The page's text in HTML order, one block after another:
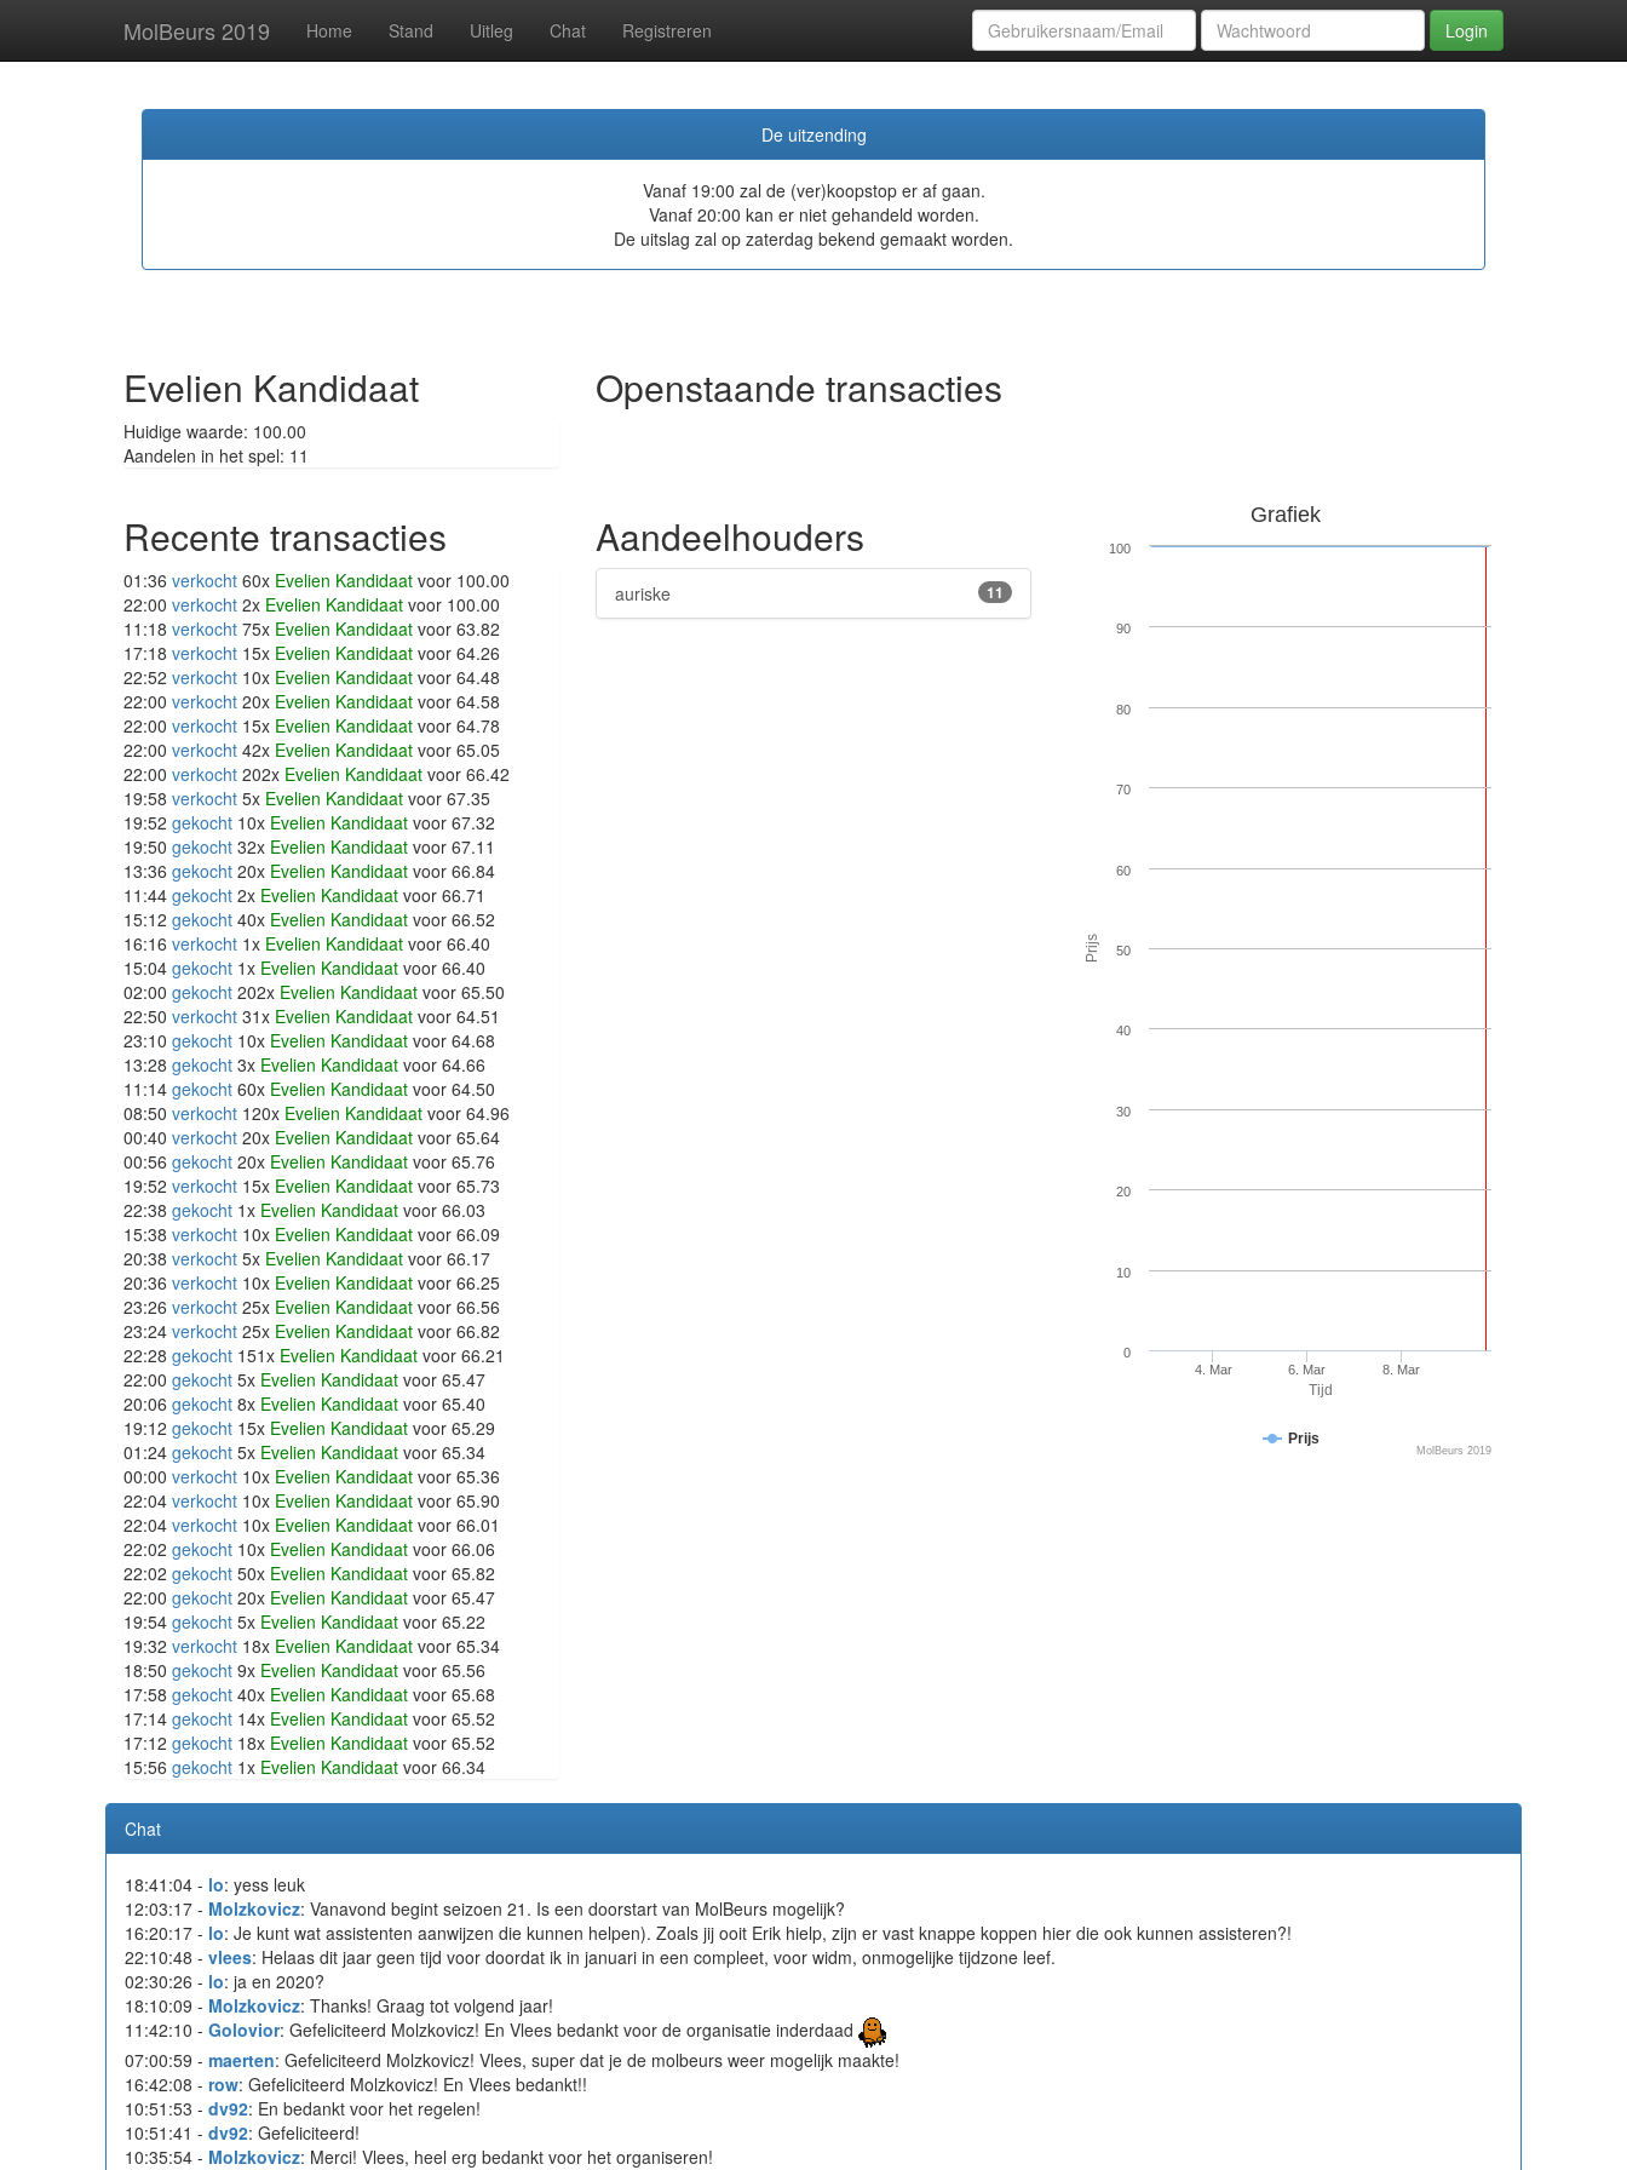
MolBeurs 2019 Home Stand Uitleg Chat Registreren Login
De uitzending
Vanaf 19:00 zal de (ver)koopstop er af gaan.
Vanaf 20:00 kan er niet gehandeld worden.
De uitslag zal op zaterdag bekend gemaakt worden.
Evelien Kandidaat
Huidige waarde: 100.00
Aandelen in het spel: 11
Openstaande transacties
Recente transacties
01:36 verkocht 60x Evelien Kandidaat voor 100.00
22:00 verkocht 2x Evelien Kandidaat voor 100.00
11:18 verkocht 75x Evelien Kandidaat voor 63.82
17:18 verkocht 15x Evelien Kandidaat voor 64.26
22:52 verkocht 10x Evelien Kandidaat voor 64.48
22:00 verkocht 20x Evelien Kandidaat voor 64.58
22:00 verkocht 15x Evelien Kandidaat voor 64.78
22:00 verkocht 42x Evelien Kandidaat voor 65.05
22:00 verkocht 202x Evelien Kandidaat voor 66.42
19:58 verkocht 5x Evelien Kandidaat voor 67.35
19:52 gekocht 10x Evelien Kandidaat voor 67.32
19:50 gekocht 32x Evelien Kandidaat voor 67.11
13:36 gekocht 20x Evelien Kandidaat voor 66.84
11:44 gekocht 2x Evelien Kandidaat voor 66.71
15:12 gekocht 40x Evelien Kandidaat voor 66.52
16:16 verkocht 1x Evelien Kandidaat voor 66.40
15:04 gekocht 1x Evelien Kandidaat voor 66.40
02:00 gekocht 202x Evelien Kandidaat voor 65.50
22:50 verkocht 31x Evelien Kandidaat voor 64.51
23:10 gekocht 10x Evelien Kandidaat voor 64.68
13:28 gekocht 3x Evelien Kandidaat voor 64.66
11:14 gekocht 60x Evelien Kandidaat voor 64.50
08:50 verkocht 120x Evelien Kandidaat voor 64.96
00:40 verkocht 20x Evelien Kandidaat voor 65.64
00:56 gekocht 20x Evelien Kandidaat voor 65.76
19:52 verkocht 15x Evelien Kandidaat voor 65.73
22:38 gekocht 1x Evelien Kandidaat voor 66.03
15:38 verkocht 10x Evelien Kandidaat voor 66.09
20:38 verkocht 5x Evelien Kandidaat voor 66.17
20:36 verkocht 10x Evelien Kandidaat voor 66.25
23:26 verkocht 25x Evelien Kandidaat voor 66.56
23:24 verkocht 25x Evelien Kandidaat voor 66.82
22:28 gekocht 151x Evelien Kandidaat voor 66.21
22:00 gekocht 5x Evelien Kandidaat voor 65.47
20:06 gekocht 8x Evelien Kandidaat voor 65.40
19:12 gekocht 15x Evelien Kandidaat voor 65.29
01:24 gekocht 5x Evelien Kandidaat voor 65.34
00:00 verkocht 10x Evelien Kandidaat voor 65.36
22:04 verkocht 10x Evelien Kandidaat voor 65.90
22:04 verkocht 10x Evelien Kandidaat voor 66.01
22:02 gekocht 10x Evelien Kandidaat voor 66.06
22:02 gekocht 50x Evelien Kandidaat voor 65.82
22:00 gekocht 20x Evelien Kandidaat voor 65.47
19:54 gekocht 5x Evelien Kandidaat voor 65.22
19:32 verkocht 18x Evelien Kandidaat voor 65.34
18:50 gekocht 9x Evelien Kandidaat voor 65.56
17:58 gekocht 40x Evelien Kandidaat voor 65.68
17:14 gekocht 14x Evelien Kandidaat voor 65.52
17:12 gekocht 18x Evelien Kandidaat voor 65.52
15:56 gekocht 1x Evelien Kandidaat voor 66.34
Aandeelhouders
11
auriske
Tijd
Prijs
Grafiek
Prijs
4. Mar 6. Mar 8. Mar
0
10
20
30
40
50
60
70
80
90
100
MolBeurs 2019
Chat
18:41:04 - lo: yess leuk
12:03:17 - Molzkovicz: Vanavond begint seizoen 21. Is een doorstart van MolBeurs mogelijk?
16:20:17 - lo: Je kunt wat assistenten aanwijzen die kunnen helpen). Zoals jij ooit Erik hielp, zijn er vast knappe koppen hier die ook kunnen assisteren?!
22:10:48 - vlees: Helaas dit jaar geen tijd voor doordat ik in januari in een compleet, voor widm, onmogelijke tijdzone leef.
02:30:26 - lo: ja en 2020?
18:10:09 - Molzkovicz: Thanks! Graag tot volgend jaar!
11:42:10 - Golovior: Gefeliciteerd Molzkovicz! En Vlees bedankt voor de organisatie inderdaad
07:00:59 - maerten: Gefeliciteerd Molzkovicz! Vlees, super dat je de molbeurs weer mogelijk maakte!
16:42:08 - row: Gefeliciteerd Molzkovicz! En Vlees bedankt!!
10:51:53 - dv92: En bedankt voor het regelen!
10:51:41 - dv92: Gefeliciteerd!
10:35:54 - Molzkovicz: Merci! Vlees, heel erg bedankt voor het organiseren!